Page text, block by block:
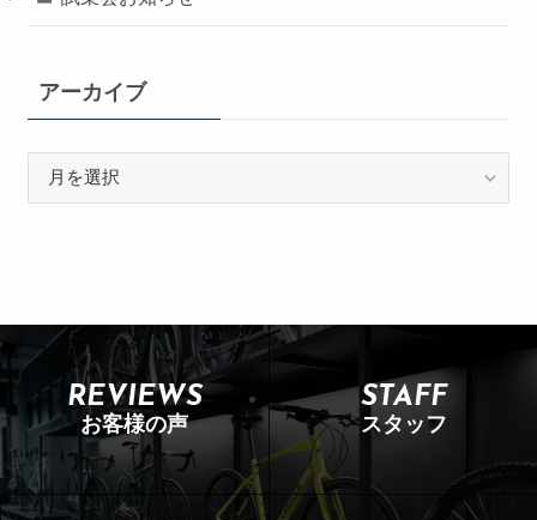
アーカイブ
REVIEWS
お客様の声
STAFF
スタッフ